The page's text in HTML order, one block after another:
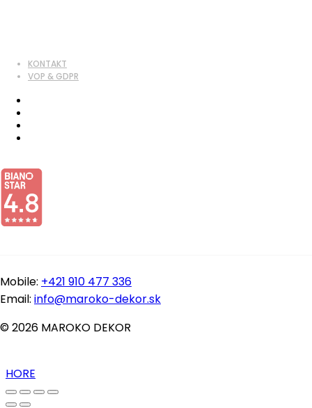
KONTAKT
VOP & GDPR
Mobile: +421 910 477 336
Email: info@maroko-dekor.sk
© 2026 MAROKO DEKOR
HORE